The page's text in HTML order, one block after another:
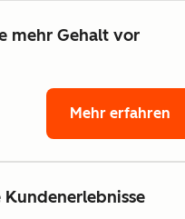
mehr Gehalt vor
Mehr erfahren
Kundenerlebnisse